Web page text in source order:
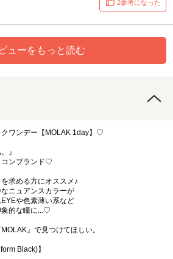
2参考になった
ューをもっと読む
ワンデー【MOLAK 1day】♡
』
コンブランド♡
求める方にオススメ♪
ニュアンスカラーが
や色素薄い系など
象的な瞳に...♡
』で見つけてほしい。
Black)】